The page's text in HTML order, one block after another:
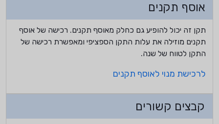
אוסף תקנים
תקן זה יכול להופיע גם כחלק מאוסף תקנים. רכישה של אוסף
תקנים מוזילה את עלות התקן הספציפי ומאפשרת רכישה של
התקן לטווח של שנה.
לרכישת מנוי לאוסף תקנים
קבצים קשורים